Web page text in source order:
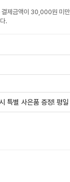
결제금액이 30,000원 미
.